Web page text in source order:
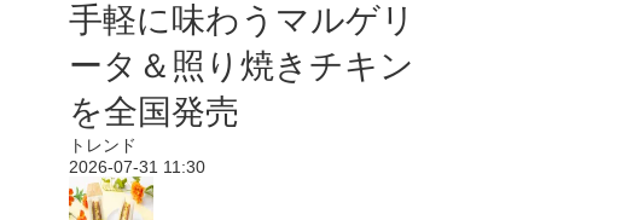
手軽に味わうマルゲリ
ータ＆照り焼きチキン
を全国発売
トレンド
2026-07-31 11:30